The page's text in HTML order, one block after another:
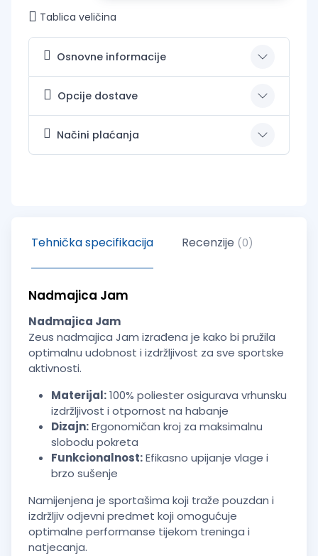
Tablica veličina
Osnovne informacije
Opcije dostave
Načini plaćanja
Tehnička specifikacija Recenzije (0)
Nadmajica Jam
Nadmajica Jam
Zeus nadmajica Jam izrađena je kako bi pružila
optimalnu udobnost i izdržljivost za sve sportske
aktivnosti.
Materijal:100% poliester osigurava vrhunsku
izdržljivost i otpornost na habanje
Dizajn:Ergonomičan kroj za maksimalnu
slobodu pokreta
Funkcionalnost:Efikasno upijanje vlage i
brzo sušenje
Namijenjena je sportašima koji traže pouzdan i
izdržljiv odjevni predmet koji omogućuje
optimalne performanse tijekom treninga i
natjecanja.